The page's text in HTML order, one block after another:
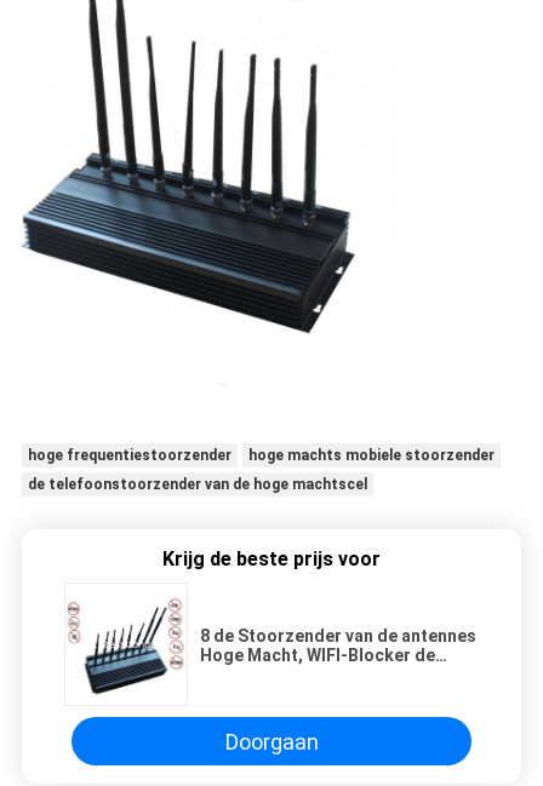
hoge frequentiestoorzender
hoge machts mobiele stoorzender
de telefoonstoorzender van de hoge machtscel
Krijg de beste prijs voor
8 de Stoorzender van de antennes
Hoge Macht, WIFI-Blocker de
Doorgaan